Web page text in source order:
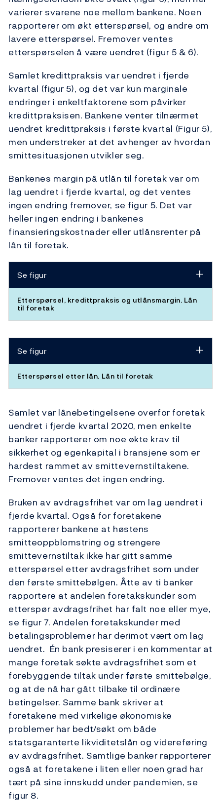
varierer svarene noe mellom bankene. Noen
rapporterer om økt etterspørsel, og andre om
lavere etterspørsel. Fremover ventes
etterspørselen å være uendret (figur 5 & 6).
Samlet kredittpraksis var uendret i fjerde
kvartal (figur 5), og det var kun marginale
endringer i enkeltfaktorene som påvirker
kredittpraksisen. Bankene venter tilnærmet
uendret kredittpraksis i første kvartal (Figur 5),
men understreker at det avhenger av hvordan
smittesituasjonen utvikler seg.
Bankenes margin på utlån til foretak var om
lag uendret i fjerde kvartal, og det ventes
ingen endring fremover, se figur 5. Det var
heller ingen endring i bankenes
finansieringskostnader eller utlånsrenter på
lån til foretak.
Se figur
Etterspørsel, kredittpraksis og utlånsmargin. Lån
til foretak
Se figur
Etterspørsel etter lån. Lån til foretak
Samlet var lånebetingelsene overfor foretak
uendret i fjerde kvartal 2020, men enkelte
banker rapporterer om noe økte krav til
sikkerhet og egenkapital i bransjene som er
hardest rammet av smittevernstiltakene.
Fremover ventes det ingen endring.
Bruken av avdragsfrihet var om lag uendret i
fjerde kvartal. Også for foretakene
rapporterer bankene at høstens
smitteoppblomstring og strengere
smittevernstiltak ikke har gitt samme
etterspørsel etter avdragsfrihet som under
den første smittebølgen. Åtte av ti banker
rapportere at andelen foretakskunder som
etterspør avdragsfrihet har falt noe eller mye,
se figur 7. Andelen foretakskunder med
betalingsproblemer har derimot vært om lag
uendret. Én bank presiserer i en kommentar at
mange foretak søkte avdragsfrihet som et
forebyggende tiltak under første smittebølge,
og at de nå har gått tilbake til ordinære
betingelser. Samme bank skriver at
foretakene med virkelige økonomiske
problemer har bedt/søkt om både
statsgaranterte likviditetslån og videreføring
av avdragsfrihet. Samtlige banker rapporterer
også at foretakene i liten eller noen grad har
tært på sine innskudd under pandemien, se
figur 8.